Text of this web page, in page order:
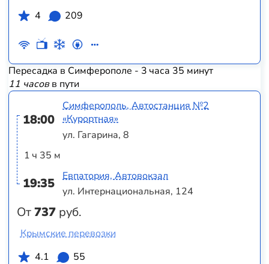
4
209
Пересадка в Симферополе - 3 часа 35 минут
11 часовв пути
18:00
1 ч 35 м
19:35
От737 руб.
Симферополь, Автостанция №2
«Курортная»
ул. Гагарина, 8
Евпатория, Автовокзал
ул. Интернациональная, 124
Крымские перевозки
4.1
55